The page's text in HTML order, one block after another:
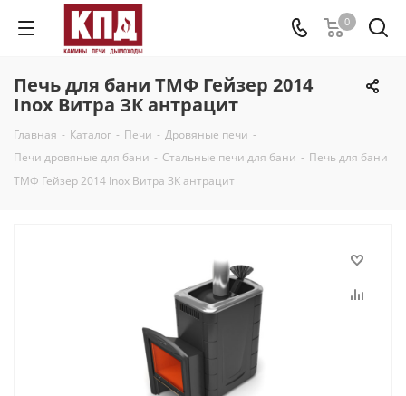
0
Печь для бани ТМФ Гейзер 2014
Inox Витра ЗК антрацит
Главная - Каталог - Печи - Дровяные печи -
Печи дровяные для бани - Стальные печи для бани - Печь для бани
ТМФ Гейзер 2014 Inox Витра ЗК антрацит